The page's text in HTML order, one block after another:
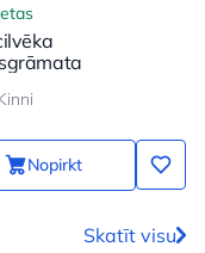
Nopirkt
Skatīt visu